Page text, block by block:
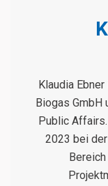
Klaudia
Biogas GmbH
Public
2023 bei